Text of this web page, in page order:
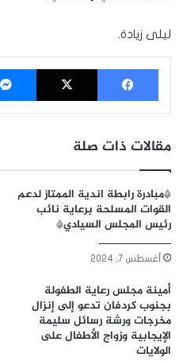
ليلى زيادة.
فيسبوك ‫X
مقالات ذات صلة
*مبادرة رابطة اندية الممتاز لدعم
القوات المسلحة برعاية نائب
رئيس المجلس السيادي*
_____________
أغسطس 7, 2024
أمينة مجلس رعاية الطفولة
بجنوب كردفان تدعو إلى إنزال
مخرجات ورشة رسائل سليمة
الإيجابية وزواج الأطفال على
الولايات